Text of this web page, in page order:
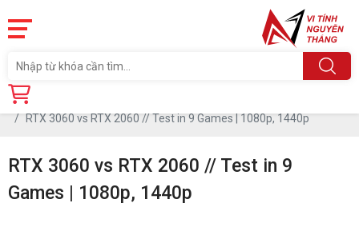
Trang chủ
RTX 3060 vs RTX 2060 // Test in 9 Games | 1080p, 1440p
RTX 3060 vs RTX 2060 // Test in 9
Games | 1080p, 1440p